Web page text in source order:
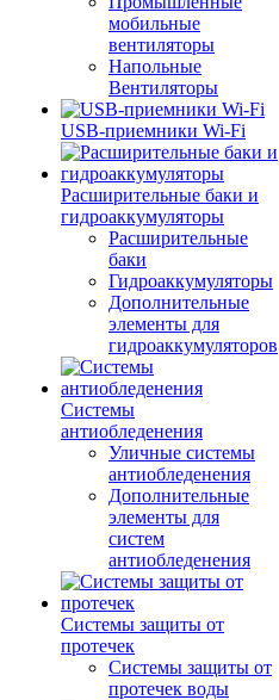
мобильные
вентиляторы
Напольные
Вентиляторы
USB-приемники Wi-Fi
Расширительные баки и
гидроаккумуляторы
Расширительные
баки
Гидроаккумуляторы
Дополнительные
элементы для
гидроаккумуляторов
Системы
антиобледенения
Уличные системы
антиобледенения
Дополнительные
элементы для
систем
антиобледенения
Системы защиты от
протечек
Системы защиты от
протечек воды